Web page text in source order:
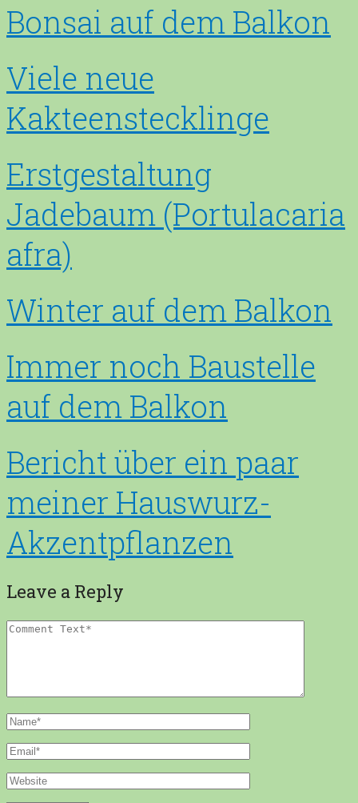
Bonsai auf dem Balkon
Viele neue
Kakteenstecklinge
Erstgestaltung
Jadebaum (Portulacaria
afra)
Winter auf dem Balkon
Immer noch Baustelle
auf dem Balkon
Bericht über ein paar
meiner Hauswurz-
Akzentpflanzen
Leave a Reply